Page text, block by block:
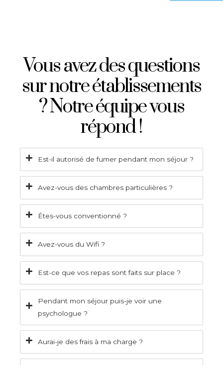
Vous avez des questions
sur notre établissements
? Notre équipe vous
répond !
Est-il autorisé de fumer pendant mon séjour ?
Avez-vous des chambres particulières ?
Êtes-vous conventionné ?
Avez-vous du Wifi ?
Est-ce que vos repas sont faits sur place ?
Pendant mon séjour puis-je voir une
psychologue ?
Aurai-je des frais à ma charge ?